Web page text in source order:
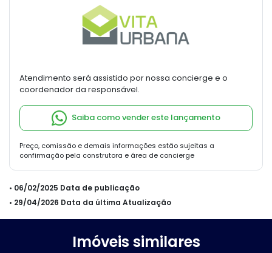
Atendimento será assistido por nossa concierge e o
coordenador da responsável.
Saiba como vender este lançamento
Preço, comissão e demais informações estão sujeitas a
confirmação pela construtora e área de concierge
• 06/02/2025 Data de publicação
• 29/04/2026 Data da última Atualização
Imóveis similares